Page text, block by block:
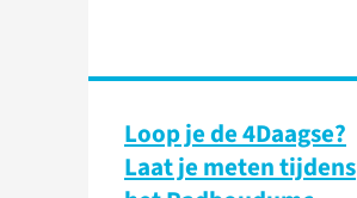
Loop je de 4Daagse?
Laat je meten tijdens